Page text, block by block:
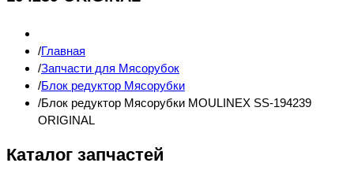
Главная
Запчасти для Мясорубок
Блок редуктор Мясорубки
Блок редуктор Мясорубки MOULINEX SS-194239
ORIGINAL
Каталог запчастей